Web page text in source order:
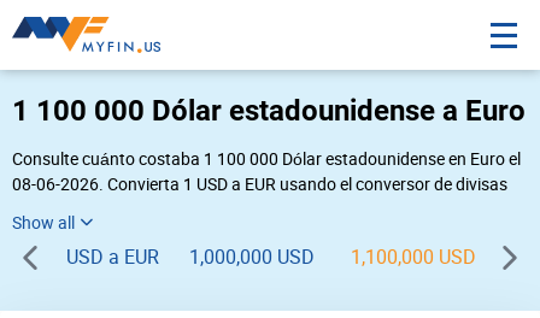
1 100 000 Dólar estadounidense a Euro
Consulte cuánto costaba 1 100 000 Dólar estadounidense en Euro el
08-06-2026. Convierta 1 USD a EUR usando el conversor de divisas
EUR USD ».
USD a EUR 1,000,000 USD 1,100,000 USD